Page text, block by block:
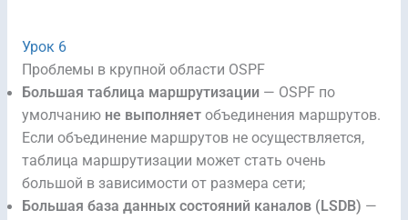
Урок 6
Проблемы в крупной области OSPF
Большая таблица маршрутизации — OSPF по
умолчанию не выполняетобъединения маршрутов.
Если объединение маршрутов не осуществляется,
таблица маршрутизации может стать очень
большой в зависимости от размера сети;
Большая база данных состояний каналов (LSDB) —